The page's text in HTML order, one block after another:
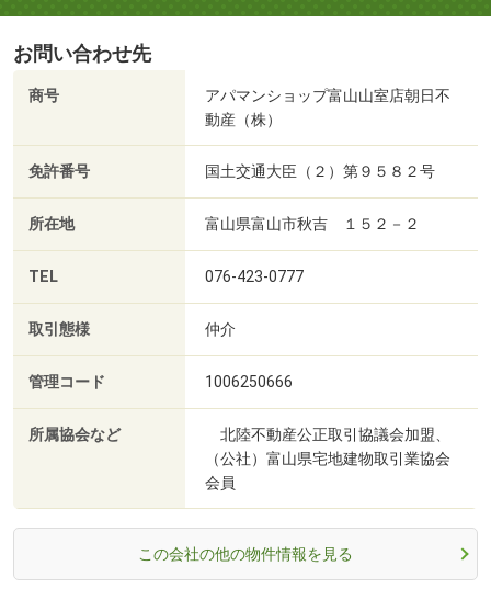
お問い合わせ先
商号
アパマンショップ富山山室店朝日不
動産（株）
免許番号 国土交通大臣（２）第９５８２号
所在地 富山県富山市秋吉 １５２－２
TEL 076-423-0777
取引態様 仲介
管理コード 1006250666
所属協会など
北陸不動産公正取引協議会加盟、
（公社）富山県宅地建物取引業協会
会員
この会社の他の物件情報を見る